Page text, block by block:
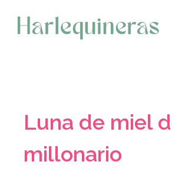
contenido
Luna de miel
millonario